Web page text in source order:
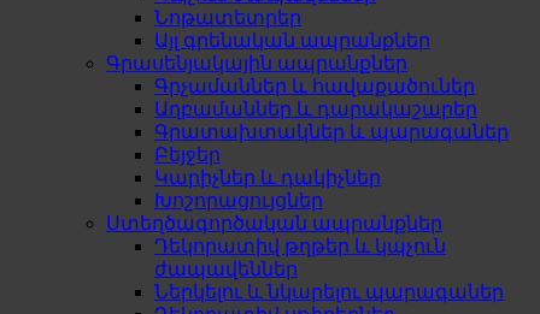
Նոթատետրեր
Այլ գրենական ապրանքներ
Գրասենյակային ապրանքներ
Գրչամաններ և հավաքածուներ
Աղբամաններ և դարակաշարեր
Գրատախտակներ և պարագաներ
Բեյջեր
Կարիչներ և դակիչներ
Խոշորացույցներ
Ստեղծագործական ապրանքներ
Դեկորատիվ թղթեր և կպչուն
ժապավեններ
Ներկելու և նկարելու պարագաներ